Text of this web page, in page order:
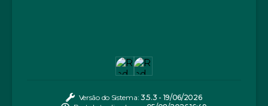
Versão do Sistema: 3.5.3 - 19/06/2026